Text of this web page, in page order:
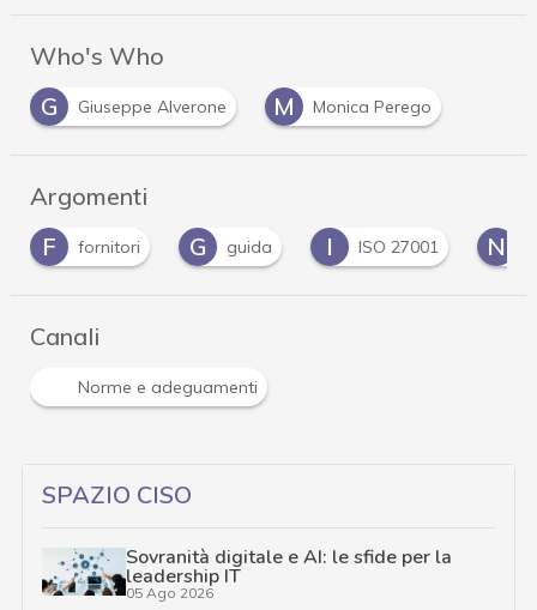
Who's Who
G
Giuseppe Alverone M Monica Perego
Argomenti
F
fornitori G guida I ISO 27001 N
Canali
Norme e adeguamenti
SPAZIO CISO
Sovranità digitale e AI: le sfide per la
leadership IT
05 Ago 2026